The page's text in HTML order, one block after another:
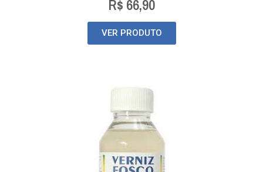
R$ 66,90
VER PRODUTO